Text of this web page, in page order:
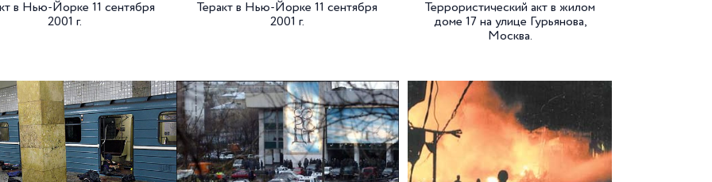
в Нью-Йорке 11 сентября
2001 г.
Теракт в Нью-Йорке 11 сентября
2001 г.
Террористический акт в жилом
доме 17 на улице Гурьянова,
Москва.